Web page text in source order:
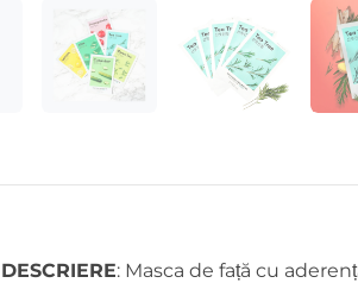
DESCRIERE: Masca de față cu